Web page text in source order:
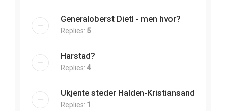
Generaloberst Dietl - men hvor?
Replies: 5
Harstad?
Replies: 4
Ukjente steder Halden-Kristiansand
Replies: 1